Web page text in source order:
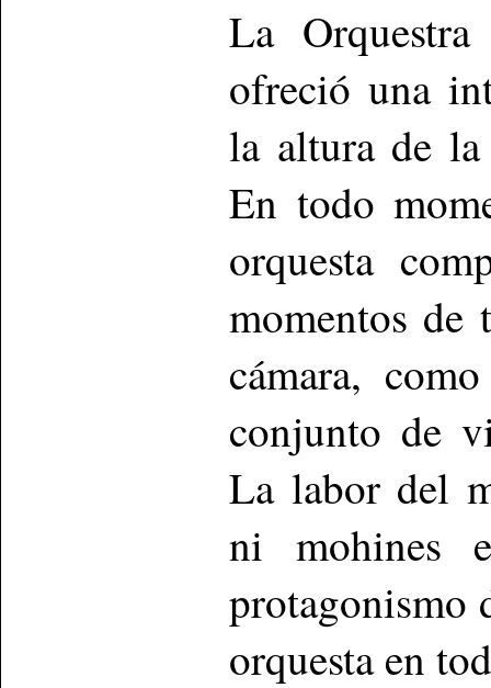
La
ofreció una
la altura de la
En todo
orquesta
momentos de
cámara,
conjunto de
La labor del
ni mohines
protagonismo
orquesta en